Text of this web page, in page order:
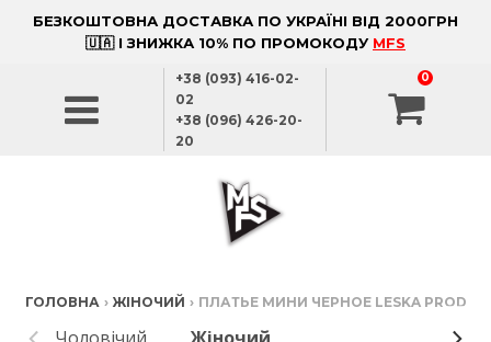
БЕЗКОШТОВНА ДОСТАВКА ПО УКРАЇНІ ВІД 2000ГРН
🇺🇦 І ЗНИЖКА 10% ПО ПРОМОКОДУ MFS
+38 (093) 416-02-
02
+38 (096) 426-20-
20
0
ГОЛОВНА › ЖІНОЧИЙ › ПЛАТЬЕ МИНИ ЧЕРНОЕ LESKA PROD